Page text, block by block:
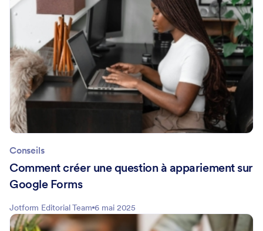
Conseils
Comment créer une question à appariement sur
Google Forms
Jotform Editorial Team 6 mai 2025